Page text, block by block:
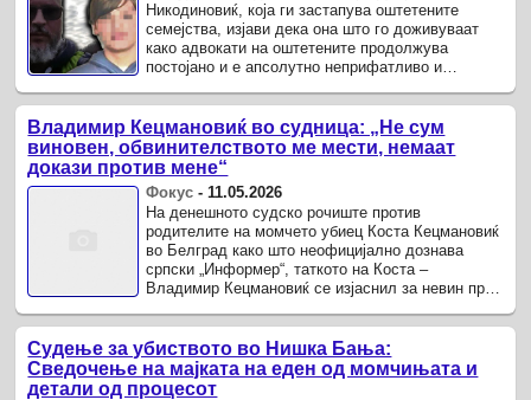
Никодиновиќ, која ги застапува оштетените
семејства, изјави дека она што го доживуваат
како адвокати на оштетените продолжува
постојано и е апсолутно неприфатливо и
Владимир Кецмановиќ во судница: „Не сум
виновен, обвинителството ме мести, немаат
докази против мене“
Фокус - 11.05.2026
На денешното судско рочиште против
родителите на момчето убиец Коста Кецмановиќ
во Белград како што неофицијално дознава
српски „Информер“, таткото на Коста –
Владимир Кецмановиќ се изјаснил за невин пред
Судење за убиството во Нишка Бања:
Сведочење на мајката на еден од момчињата и
детали од процесот